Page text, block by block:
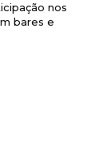
nos
bares e